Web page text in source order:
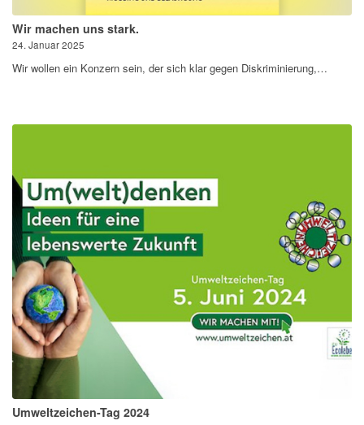
Wir machen uns stark.
24. Januar 2025
Wir wollen ein Konzern sein, der sich klar gegen Diskriminierung,…
Umweltzeichen-Tag 2024